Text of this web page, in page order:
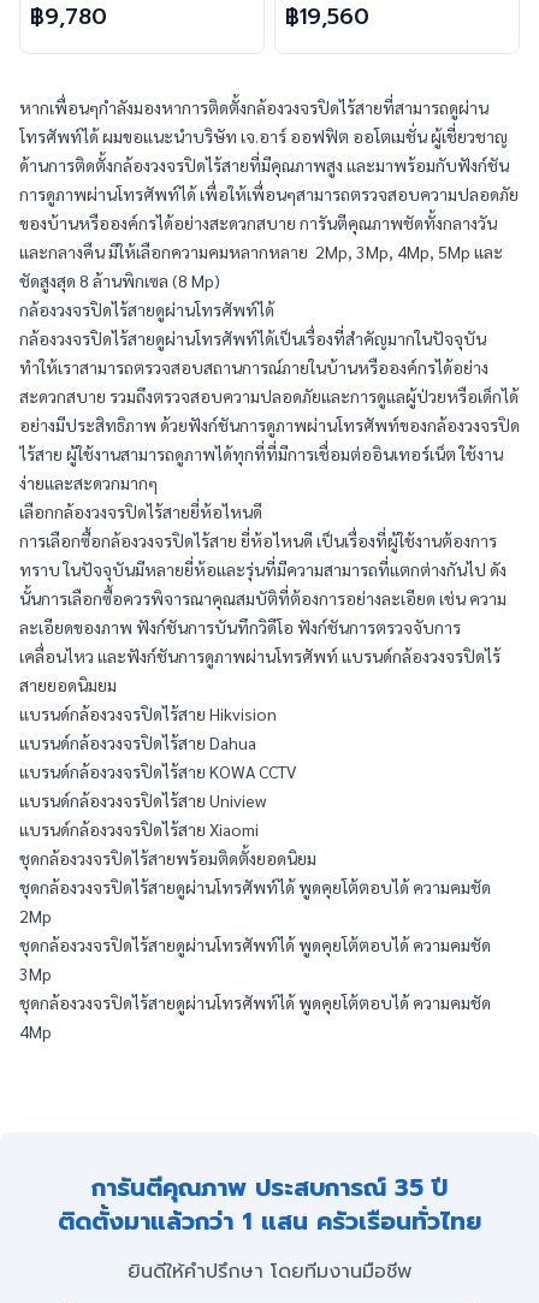
2 ตัว ความคมชัด 2MP
฿9,780
4 ตัว ความคมชัด 2MP
฿19,560
หากเพื่อนๆกำลังมองหาการติดตั้งกล้องวงจรปิดไร้สายที่สามารถดูผ่าน
โทรศัพท์ได้ ผมขอแนะนำบริษัท เจ.อาร์ ออฟฟิต ออโตเมชั่น ผู้เชี่ยวชาญ
ด้านการติดตั้งกล้องวงจรปิดไร้สายที่มีคุณภาพสูง และมาพร้อมกับฟังก์ชัน
การดูภาพผ่านโทรศัพท์ได้ เพื่อให้เพื่อนๆสามารถตรวจสอบความปลอดภัย
ของบ้านหรือองค์กรได้อย่างสะดวกสบาย การันตีคุณภาพชัดทั้งกลางวัน
และกลางคืน มีให้เลือกความคมหลากหลาย  2Mp, 3Mp, 4Mp, 5Mp และ
ชัดสูงสุด 8 ล้านพิกเซล (8 Mp)
กล้องวงจรปิดไร้สายดูผ่านโทรศัพท์ได้
กล้องวงจรปิดไร้สายดูผ่านโทรศัพท์ได้เป็นเรื่องที่สำคัญมากในปัจจุบัน
ทำให้เราสามารถตรวจสอบสถานการณ์ภายในบ้านหรือองค์กรได้อย่าง
สะดวกสบาย รวมถึงตรวจสอบความปลอดภัยและการดูแลผู้ป่วยหรือเด็กได้
อย่างมีประสิทธิภาพ ด้วยฟังก์ชันการดูภาพผ่านโทรศัพท์ของกล้องวงจรปิด
ไร้สาย ผู้ใช้งานสามารถดูภาพได้ทุกที่ที่มีการเชื่อมต่ออินเทอร์เน็ต ใช้งาน
ง่ายและสะดวกมากๆ
เลือกกล้องวงจรปิดไร้สายยี่ห้อไหนดี
การเลือกซื้อกล้องวงจรปิดไร้สาย ยี่ห้อไหนดี เป็นเรื่องที่ผู้ใช้งานต้องการ
ทราบ ในปัจจุบันมีหลายยี่ห้อและรุ่นที่มีความสามารถที่แตกต่างกันไป ดัง
นั้นการเลือกซื้อควรพิจารณาคุณสมบัติที่ต้องการอย่างละเอียด เช่น ความ
ละเอียดของภาพ ฟังก์ชันการบันทึกวิดีโอ ฟังก์ชันการตรวจจับการ
เคลื่อนไหว และฟังก์ชันการดูภาพผ่านโทรศัพท์ แบรนด์กล้องวงจรปิดไร้
สายยอดนิมยม
แบรนด์กล้องวงจรปิดไร้สาย Hikvision
แบรนด์กล้องวงจรปิดไร้สาย Dahua
แบรนด์กล้องวงจรปิดไร้สาย KOWA CCTV
แบรนด์กล้องวงจรปิดไร้สาย Uniview
แบรนด์กล้องวงจรปิดไร้สาย Xiaomi
ชุดกล้องวงจรปิดไร้สายพร้อมติดตั้งยอดนิยม
ชุดกล้องวงจรปิดไร้สายดูผ่านโทรศัพท์ได้ พูดคุยโต้ตอบได้ ความคมชัด
2Mp
ชุดกล้องวงจรปิดไร้สายดูผ่านโทรศัพท์ได้ พูดคุยโต้ตอบได้ ความคมชัด
3Mp
ชุดกล้องวงจรปิดไร้สายดูผ่านโทรศัพท์ได้ พูดคุยโต้ตอบได้ ความคมชัด
4Mp
การันตีคุณภาพ ประสบการณ์ 35 ปี
ติดตั้งมาแล้วกว่า 1 แสน ครัวเรือนทั่วไทย
ยินดีให้คำปรึกษา โดยทีมงานมือชีพ